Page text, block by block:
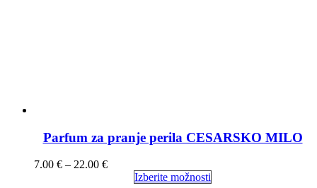
Parfum za pranje perila CESARSKO MILO
7.00 € – 22.00 €
Izberite možnosti